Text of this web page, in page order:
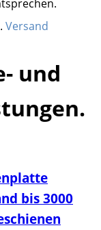
Versand
und
bis 3000